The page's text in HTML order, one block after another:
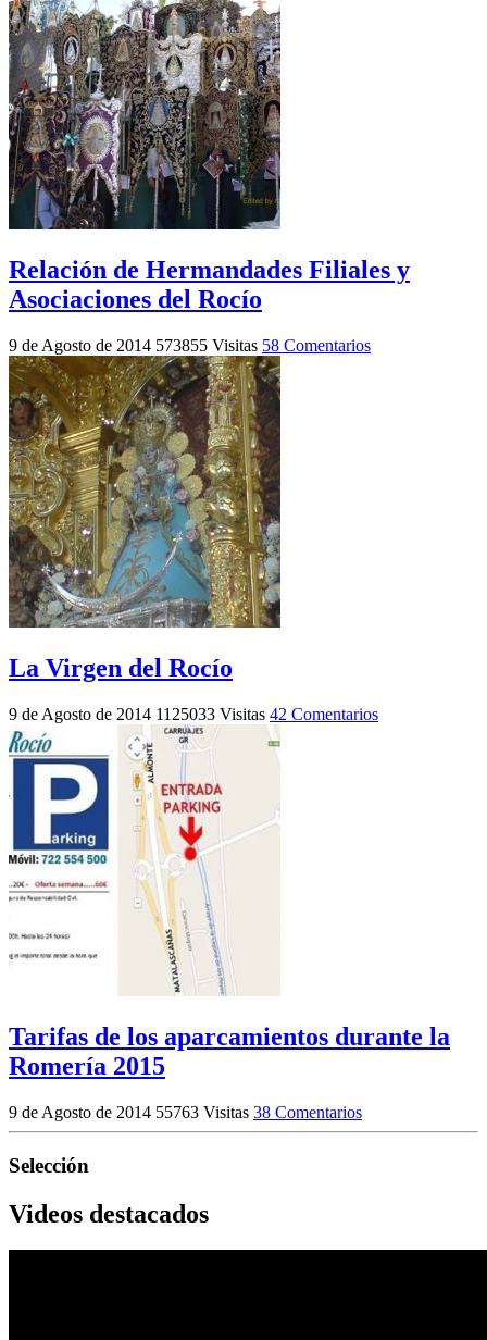
Relación de Hermandades Filiales y
Asociaciones del Rocío
9 de Agosto de 2014 573855 Visitas 58 Comentarios
La Virgen del Rocío
9 de Agosto de 2014 1125033 Visitas 42 Comentarios
Tarifas de los aparcamientos durante la
Romería 2015
9 de Agosto de 2014 55763 Visitas 38 Comentarios
Selección
Videos destacados